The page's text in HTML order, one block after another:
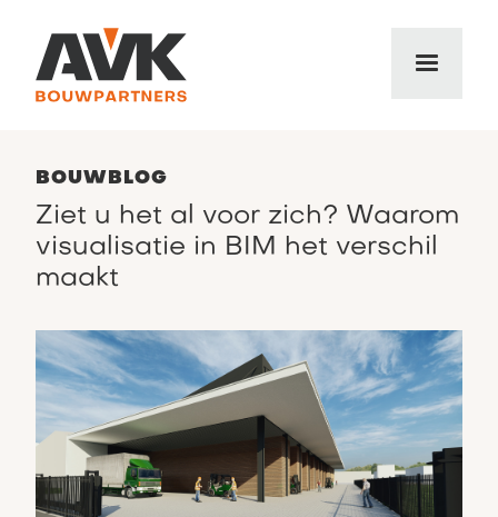
BOUWBLOG
Ziet u het al voor zich? Waarom
visualisatie in BIM het verschil
maakt